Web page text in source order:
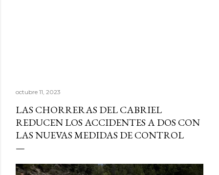
octubre 11, 2023
LAS CHORRERAS DEL CABRIEL
REDUCEN LOS ACCIDENTES A DOS CON
LAS NUEVAS MEDIDAS DE CONTROL